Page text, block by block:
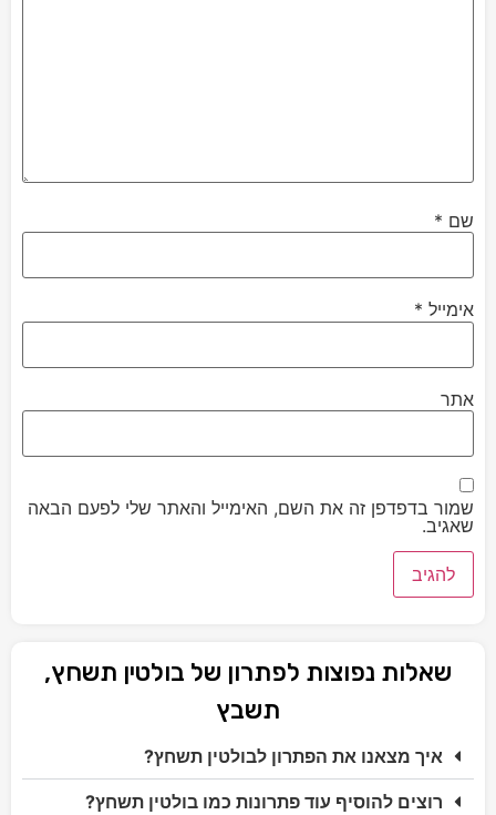
שם *
אימייל *
אתר
שמור בדפדפן זה את השם, האימייל והאתר שלי לפעם הבאה
שאגיב.
שאלות נפוצות לפתרון של בולטין תשחץ,
תשבץ
איך מצאנו את הפתרון לבולטין תשחץ?
רוצים להוסיף עוד פתרונות כמו בולטין תשחץ?